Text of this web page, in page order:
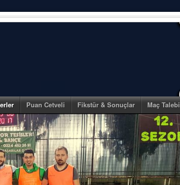
Puan Cetveli Fikstür & Sonuçlar Maç Talebi